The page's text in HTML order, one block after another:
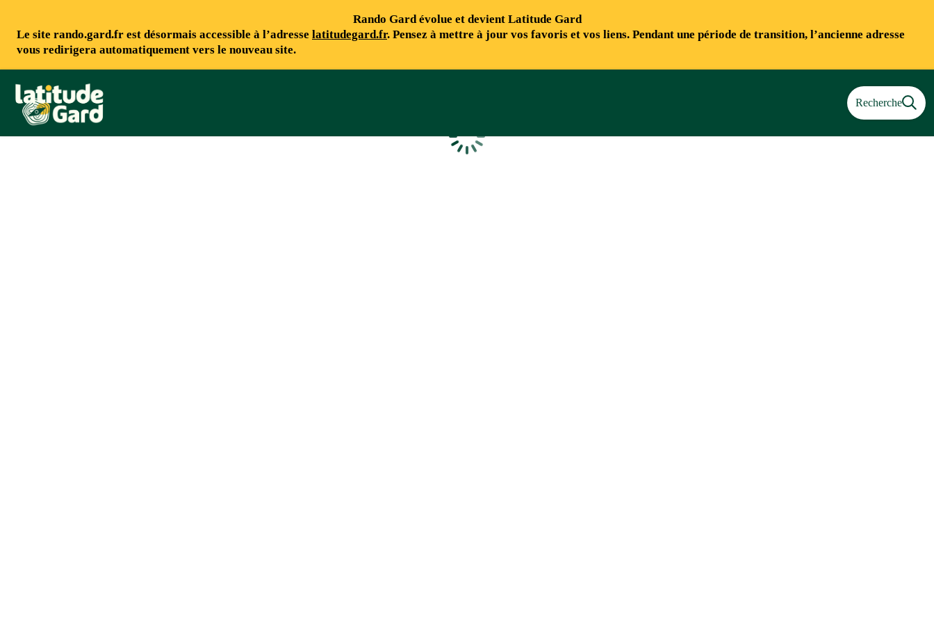
Rando Gard évolue et devient Latitude Gard
Le site rando.gard.fr est désormais accessible à l’adresse latitudegard.fr. Pensez à mettre à jour vos favoris et vos liens. Pendant une période de transition, l’ancienne adresse
vous redirigera automatiquement vers le nouveau site.
Rando Gard Recherche
Chargement